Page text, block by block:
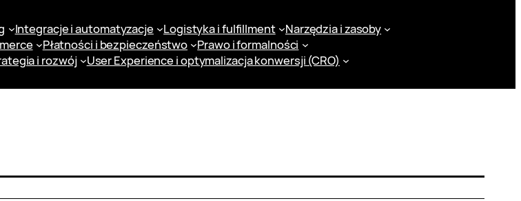
Integracje i automatyzacje Logistyka i fulfillment
Narzędzia i zasoby
Płatności i bezpieczeństwo
Prawo i formalności
i rozwój User Experience i optymalizacja konwersji (CRO)